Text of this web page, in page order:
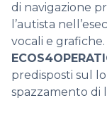
di navigazione
l’autista
vocali e grafiche.
predisposti sul
spazzamento di